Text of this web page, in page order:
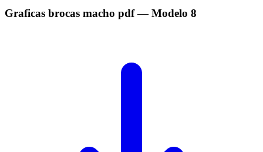
Graficas brocas macho pdf— Modelo 8